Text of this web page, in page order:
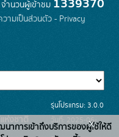
จำนวนผู้เข้าชม
ามเป็นส่วนตัว - Privacy
ห่งชาติ
รุ่นโปรแกรม: 3.0.0
วันที่: 2025-06-
าการเข้าถึงบริการของผู้ใช้ให้ดี
x